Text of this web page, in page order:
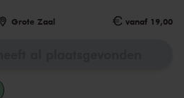
Grote Zaal vanaf 19,00